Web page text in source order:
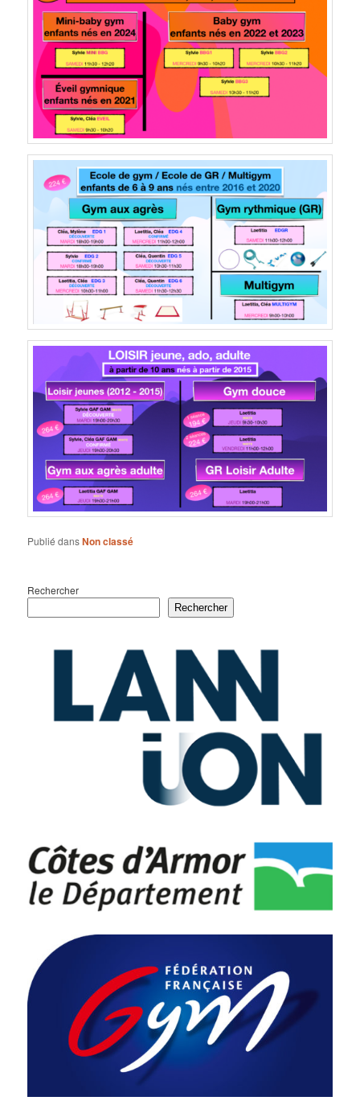
Publié dansNon classé
Rechercher
Rechercher